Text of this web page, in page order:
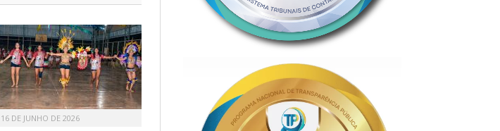
16 DE JUNHO DE 2026